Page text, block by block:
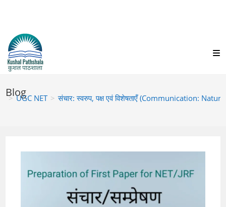
content
Blog
> UGC NET > संचार: स्वरुप, पक्ष एवं विशेषताएँ (Communication: